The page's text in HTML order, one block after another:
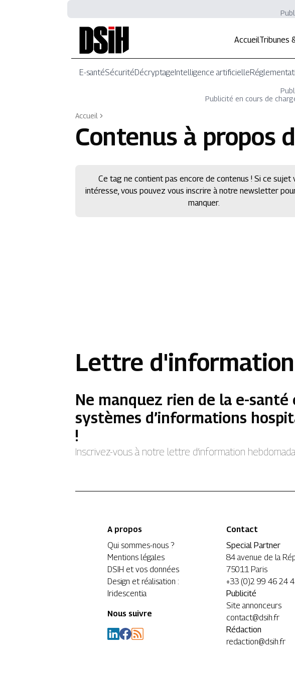
AccueilTribunes
E-santéSécuritéDécryptageIntelligence artificielle
Publicité en cours de
Accueil
Contenus à propos
Ce tag ne contient pas encore de contenus ! Si ce sujet
intéresse, vous pouvez vous inscrire à notre newsletter
manquer.
Lettre
Ne manquez rien de la e-santé
systèmes d’informations
!
Inscrivez-vous à notre lettre d’information
A propos
Qui sommes-nous ?
Mentions légales
DSIH et vos données
Design et réalisation :
Iridescentia
Nous suivre
Contact
Special Partner
84 avenue de la
75011 Paris
+33 (0)2 99 46 24
Publicité
Site annonceurs
contact@dsih.fr
Rédaction
redaction@dsih.fr